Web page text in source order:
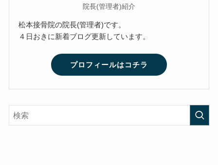
院長(管理者)紹介
松本接骨院の院長(管理者)です。
４日おきに新着ブログ更新しています。
プロフィールはコチラ